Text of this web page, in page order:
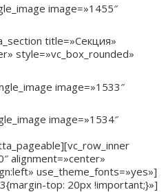
image=»1455″
title=»Секция»
style=»vc_box_rounded»
image=»1533″
image=»1534″
alignment=»center»
use_theme_fonts=»yes»]
top: 20px !important;}»]